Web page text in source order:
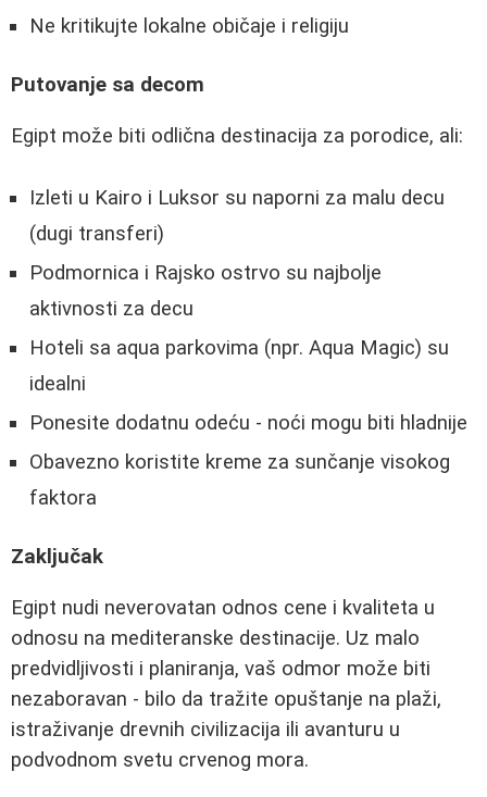
Ne kritikujte lokalne običaje i religiju
Putovanje sa decom
Egipt može biti odlična destinacija za porodice, ali:
Izleti u Kairo i Luksor su naporni za malu decu
(dugi transferi)
Podmornica i Rajsko ostrvo su najbolje
aktivnosti za decu
Hoteli sa aqua parkovima (npr. Aqua Magic) su
idealni
Ponesite dodatnu odeću - noći mogu biti hladnije
Obavezno koristite kreme za sunčanje visokog
faktora
Zaključak
Egipt nudi neverovatan odnos cene i kvaliteta u
odnosu na mediteranske destinacije. Uz malo
predvidljivosti i planiranja, vaš odmor može biti
nezaboravan - bilo da tražite opuštanje na plaži,
istraživanje drevnih civilizacija ili avanturu u
podvodnom svetu crvenog mora.